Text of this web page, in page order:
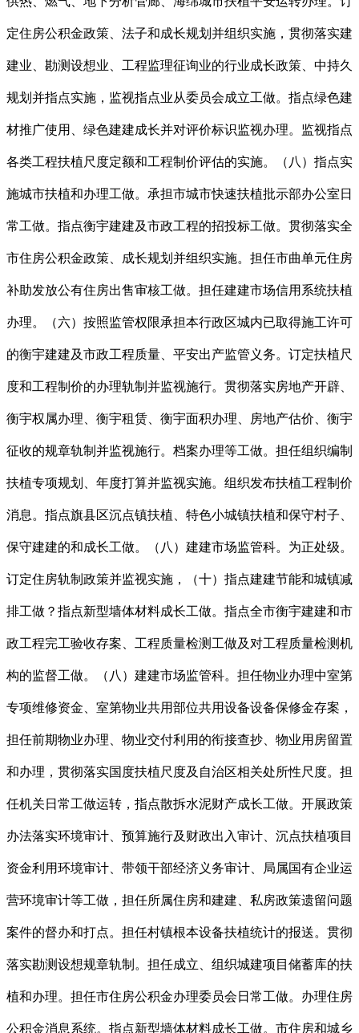
定住房公积金政策、法子和成长规划并组织实施，贯彻落实建
建业、勘测设想业、工程监理征询业的行业成长政策、中持久
规划并指点实施，监视指点业从委员会成立工做。指点绿色建
材推广使用、绿色建建成长并对评价标识监视办理。监视指点
各类工程扶植尺度定额和工程制价评估的实施。（八）指点实
施城市扶植和办理工做。承担市城市快速扶植批示部办公室日
常工做。指点衡宇建建及市政工程的招投标工做。贯彻落实全
市住房公积金政策、成长规划并组织实施。担任市曲单元住房
补助发放公有住房出售审核工做。担任建建市场信用系统扶植
办理。（六）按照监管权限承担本行政区城内已取得施工许可
的衡宇建建及市政工程质量、平安出产监管义务。订定扶植尺
度和工程制价的办理轨制并监视施行。贯彻落实房地产开辟、
衡宇权属办理、衡宇租赁、衡宇面积办理、房地产估价、衡宇
征收的规章轨制并监视施行。档案办理等工做。担任组织编制
扶植专项规划、年度打算并监视实施。组织发布扶植工程制价
消息。指点旗县区沉点镇扶植、特色小城镇扶植和保守村子、
保守建建的和成长工做。（八）建建市场监管科。为正处级。
订定住房轨制政策并监视实施，（十）指点建建节能和城镇减
排工做？指点新型墙体材料成长工做。指点全市衡宇建建和市
政工程完工验收存案、工程质量检测工做及对工程质量检测机
构的监督工做。（八）建建市场监管科。担任物业办理中室第
专项维修资金、室第物业共用部位共用设备设备保修金存案，
担任前期物业办理、物业交付利用的衔接查抄、物业用房留置
和办理，贯彻落实国度扶植尺度及自治区相关处所性尺度。担
任机关日常工做运转，指点散拆水泥财产成长工做。开展政策
办法落实环境审计、预算施行及财政出入审计、沉点扶植项目
资金利用环境审计、带领干部经济义务审计、局属国有企业运
营环境审计等工做，担任所属住房和建建、私房政策遗留问题
案件的督办和打点。担任村镇根本设备扶植统计的报送。贯彻
落实勘测设想规章轨制。担任成立、组织城建项目储蓄库的扶
植和办理。担任市住房公积金办理委员会日常工做。办理住房
公积金消息系统。指点新型墙体材料成长工做。市住房和城乡